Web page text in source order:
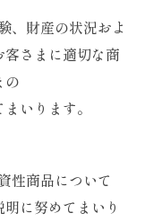
、財産の状況およ
さまに適切な商
の
いります。
性商品について
に努めてまいり